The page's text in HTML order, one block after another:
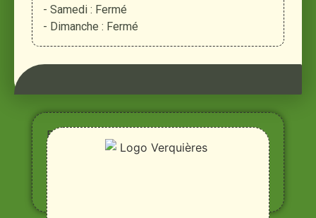
- Samedi : Fermé
- Dimanche : Fermé
Entre
Rhône,
Alpilles
et
Durance